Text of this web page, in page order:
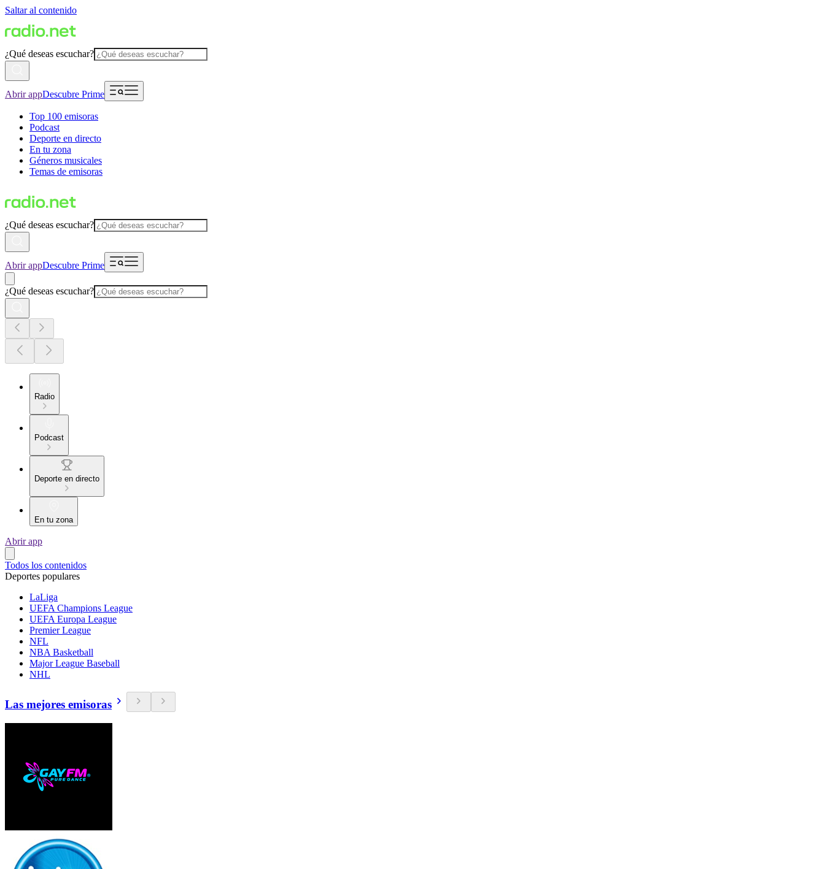
Saltar al contenido
¿Qué deseas escuchar?
Abrir appDescubre Prime
Top 100 emisoras
Podcast
Deporte en directo
En tu zona
Géneros musicales
Temas de emisoras
¿Qué deseas escuchar?
Abrir appDescubre Prime
¿Qué deseas escuchar?
Radio
Podcast
Deporte en directo
En tu zona
Abrir app
Todos los contenidos
Deportes populares
LaLiga
UEFA Champions League
UEFA Europa League
Premier League
NFL
NBA Basketball
Major League Baseball
NHL
Las mejores emisoras